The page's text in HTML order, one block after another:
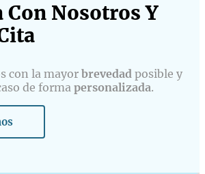
Con Nosotros Y
con la mayor brevedad posible y
de forma personalizada.